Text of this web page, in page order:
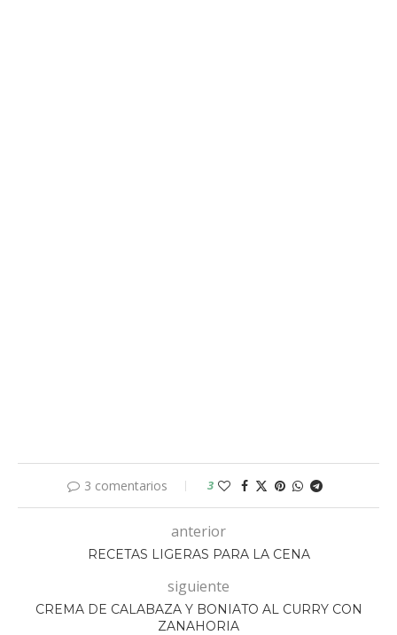
3 comentarios 3
anterior
RECETAS LIGERAS PARA LA CENA
siguiente
CREMA DE CALABAZA Y BONIATO AL CURRY CON
ZANAHORIA